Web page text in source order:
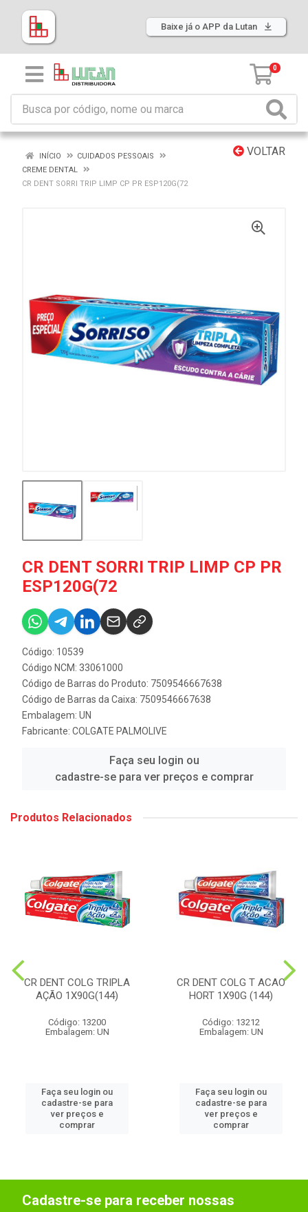
Baixe já o APP da Lutan
0
VOLTAR
INÍCIO
CUIDADOS PESSOAIS
CREME DENTAL
CR DENT SORRI TRIP LIMP CP PR ESP120G(72
CR DENT SORRI TRIP LIMP CP PR
ESP120G(72
Código: 10539
Código NCM: 33061000
Código de Barras do Produto: 7509546667638
Código de Barras da Caixa: 7509546667638
Embalagem: UN
Fabricante: COLGATE PALMOLIVE
Faça seu login ou
cadastre-se para ver preços e comprar
Produtos Relacionados
CR DENT COLG TRIPLA
AÇÃO 1X90G(144)
Código: 13200
Embalagem: UN
Faça seu login ou
cadastre-se para
ver preços e
comprar
CR DENT COLG T ACAO
HORT 1X90G (144)
Código: 13212
Embalagem: UN
Faça seu login ou
cadastre-se para
ver preços e
comprar
Cadastre-se para receber nossas